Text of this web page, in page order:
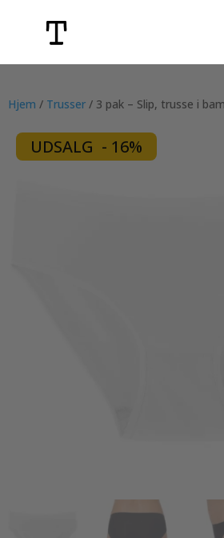
Hjem / Trusser / 3 pak – Slip, trusse i
UDSALG - 16%